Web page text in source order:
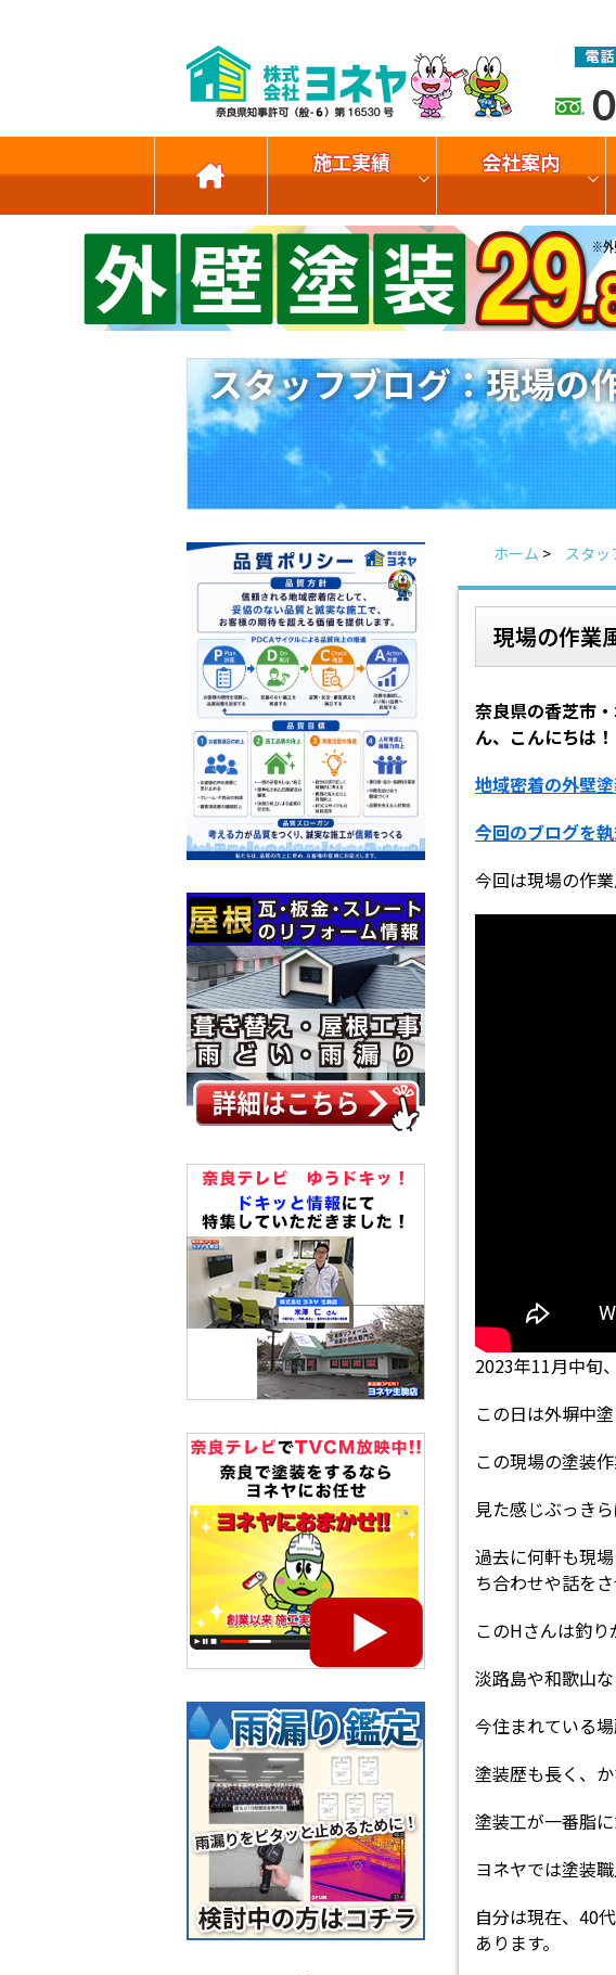
施工実績 会社案内
スタッフブログ：現場
ホーム > スタッ
現場の作
奈良県の香芝市
ん、こんにちは！
地域密着の外壁
今回のブログを
今回は現場の作
2023年11月中旬
この日は外塀中
この現場の塗装
見た感じぶっき
過去に何軒も現
ち合わせや話を
このHさんは釣
淡路島や和歌山
今住まれている
塗装歴も長く、か
塗装工が一番脂
ヨネヤでは塗装
自分は現在、40
あります。